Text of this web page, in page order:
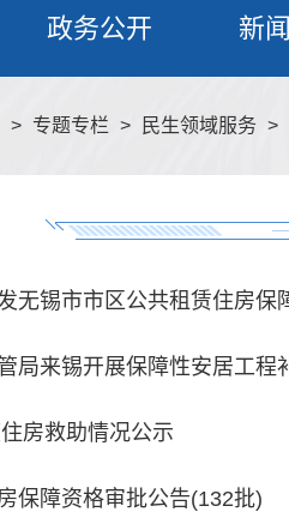
政务公开 新
> 专题专栏 > 民生领域服务 >
无锡市市区公共租赁住房保
局来锡开展保障性安居工程
房救助情况公示
保障资格审批公告(132批)